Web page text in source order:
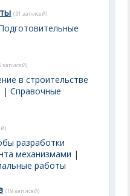
(31 записей)
записей)
в строительстве
|Справочные
разработки
механизмами |
работы
(19 записей)